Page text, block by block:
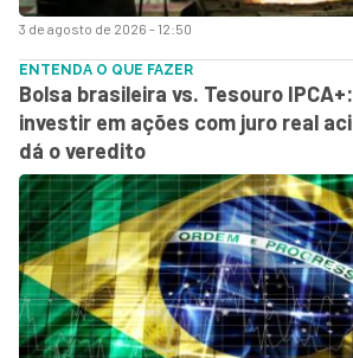
3 de agosto de 2026 - 12:50
ENTENDA O QUE FAZER
Bolsa brasileira vs. Tesouro
investir em ações com juro real
dá o veredito